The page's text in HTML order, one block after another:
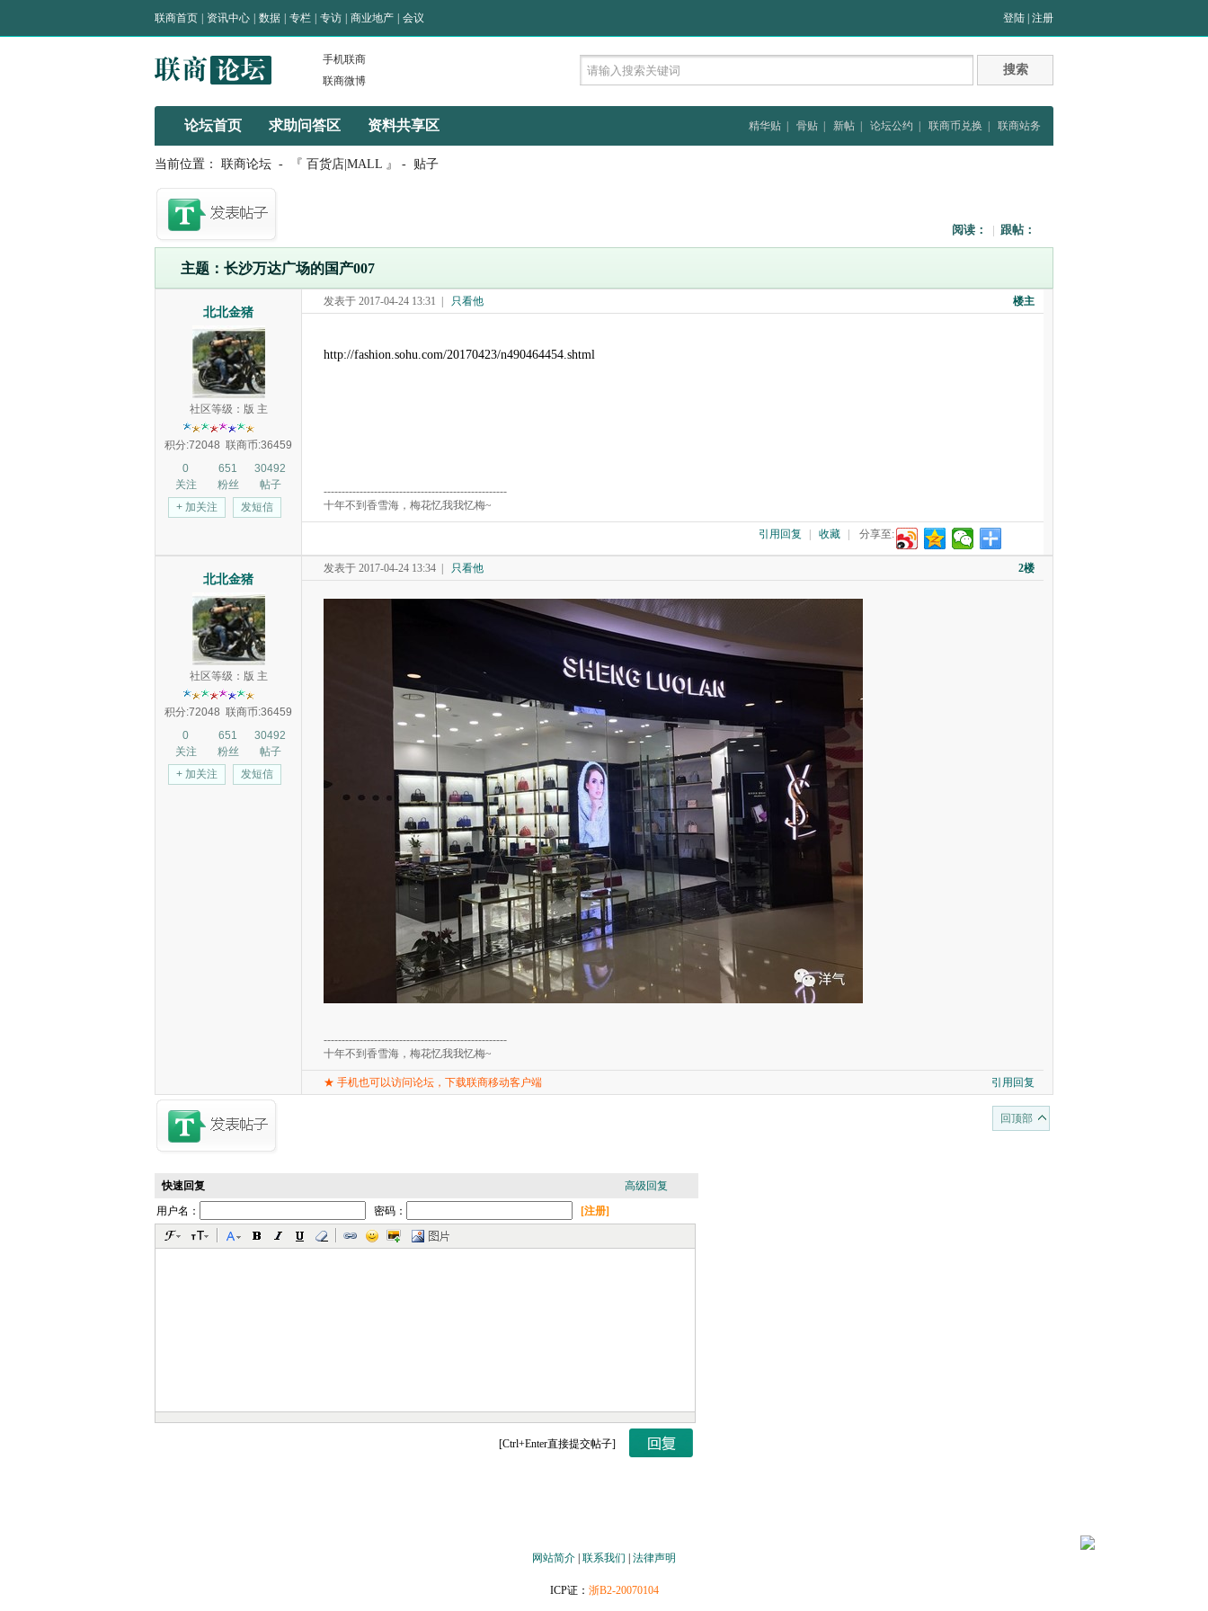
联商首页 资讯中心 数据 专栏 专访 商业地产 会议 登陆 注册
手机联商
联商微博
论坛首页 求助问答区 资料共享区 精华贴 骨贴 新帖 论坛公约 联商币兑换 联商站务
当前位置： 联商论坛 - 『 百货店|MALL 』 - 贴子
阅读： | 跟帖：
主题：长沙万达广场的国产007
北北金猪
社区等级：版 主
积分:72048 联商币:36459
0
关注
651
粉丝
30492
帖子
+ 加关注
发短信
发表于 2017-04-24 13:31 只看他 楼主
http://fashion.sohu.com/20170423/n490464454.shtml
---------------------------------------------------
十年不到香雪海，梅花忆我我忆梅~
分享至:
引用回复 收藏
北北金猪
社区等级：版 主
积分:72048 联商币:36459
0
关注
651
粉丝
30492
帖子
+ 加关注
发短信
发表于 2017-04-24 13:34 只看他 2楼
---------------------------------------------------
十年不到香雪海，梅花忆我我忆梅~
★ 手机也可以访问论坛，下载联商移动客户端 引用回复
回顶部
快速回复
高级回复
用户名：
密码： [注册]
[Ctrl+Enter直接提交帖子]
网站简介 联系我们 法律声明
ICP证： 浙B2-20070104